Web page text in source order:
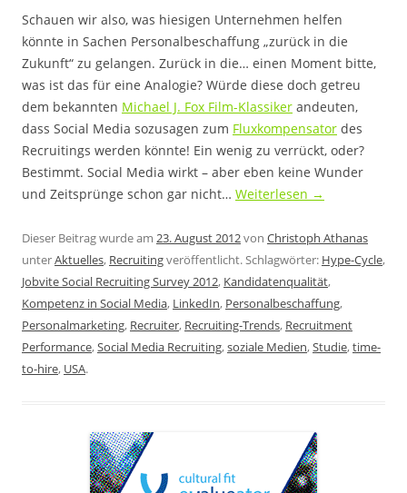
Schauen wir also, was hiesigen Unternehmen helfen
könnte in Sachen Personalbeschaffung „zurück in die
Zukunft“ zu gelangen. Zurück in die… einen Moment bitte,
was ist das für eine Analogie? Würde diese doch getreu
dem bekannten Michael J. Fox Film-Klassiker andeuten,
dass Social Media sozusagen zum Fluxkompensator des
Recruitings werden könnte! Ein wenig zu verrückt, oder?
Bestimmt. Social Media wirkt – aber eben keine Wunder
und Zeitsprünge schon gar nicht… Weiterlesen →
Dieser Beitrag wurde am 23. August 2012von Christoph Athanas
unterAktuelles, Recruitingveröffentlicht. Schlagwörter: Hype-Cycle,
Jobvite Social Recruiting Survey 2012, Kandidatenqualität,
Kompetenz in Social Media, LinkedIn, Personalbeschaffung,
Personalmarketing, Recruiter, Recruiting-Trends, Recruitment
Performance,Social Media Recruiting,soziale Medien,Studie,time-
to-hire, USA.